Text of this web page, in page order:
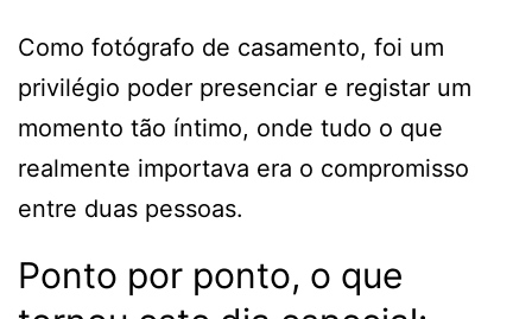
Como fotógrafo de casamento, foi um
privilégio poder presenciar e registar um
momento tão íntimo, onde tudo o que
realmente importava era o compromisso
entre duas pessoas.
Ponto por ponto, o que